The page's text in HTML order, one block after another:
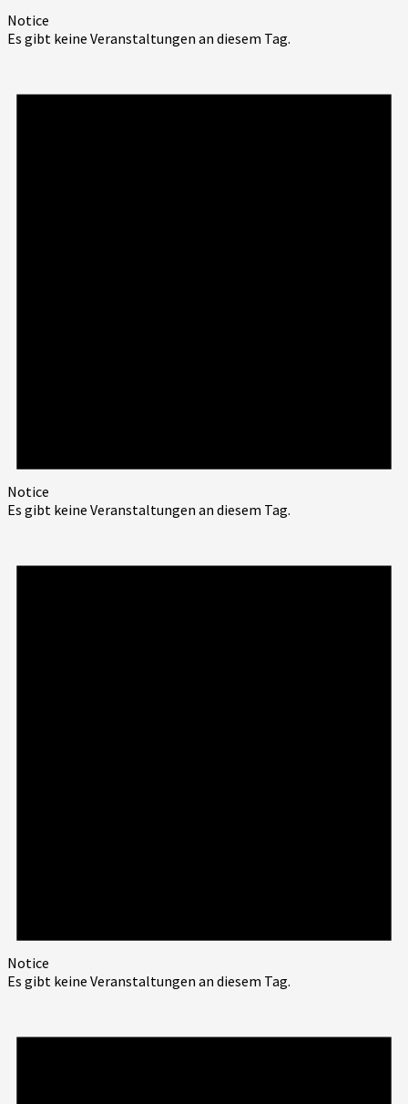
Notice
Es gibt keine Veranstaltungen an diesem Tag.
Notice
Es gibt keine Veranstaltungen an diesem Tag.
Notice
Es gibt keine Veranstaltungen an diesem Tag.